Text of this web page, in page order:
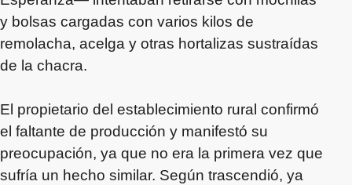
y bolsas cargadas con varios kilos de
remolacha, acelga y otras hortalizas sustraídas
de la chacra.
El propietario del establecimiento rural confirmó
el faltante de producción y manifestó su
preocupación, ya que no era la primera vez que
sufría un hecho similar. Según trascendió, ya